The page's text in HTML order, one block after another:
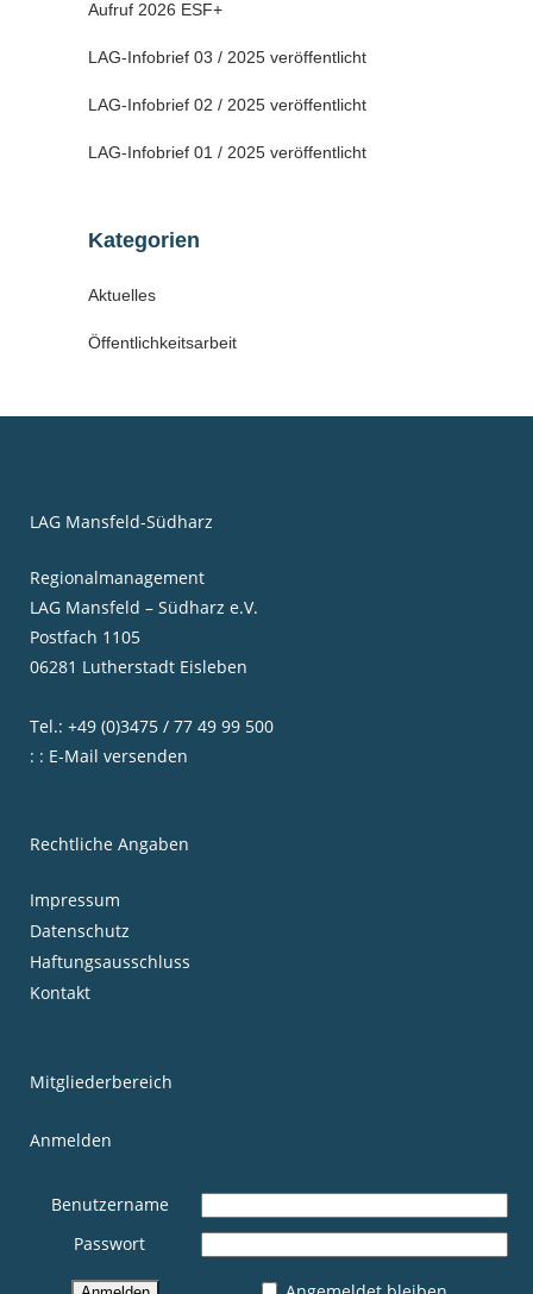
Aufruf 2026 ESF+
LAG-Infobrief 03 / 2025 veröffentlicht
LAG-Infobrief 02 / 2025 veröffentlicht
LAG-Infobrief 01 / 2025 veröffentlicht
Kategorien
Aktuelles
Öffentlichkeitsarbeit
LAG Mansfeld-Südharz
Regionalmanagement
LAG Mansfeld – Südharz e.V.
Postfach 1105
06281 Lutherstadt Eisleben
Tel.: +49 (0)3475 / 77 49 99 500
: : E-Mail versenden
Rechtliche Angaben
Impressum
Datenschutz
Haftungsausschluss
Kontakt
Mitgliederbereich
Anmelden
Benutzername
Passwort